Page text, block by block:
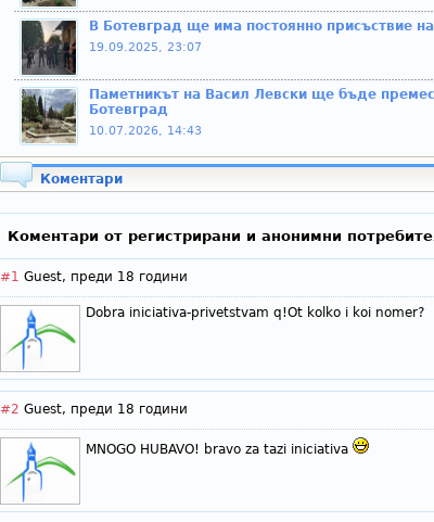
В Ботевград ще има постоянно присъствие
19.09.2025, 23:07
Паметникът на Васил Левски ще бъде
Ботевград
10.07.2026, 14:43
Коментари
Коментари от регистрирани и анонимни
#1 Guest, преди 18 години
Dobra iniciativa-privetstvam q!Ot kolko i koi nomer?
#2 Guest, преди 18 години
MNOGO HUBAVO! bravo za tazi iniciativa